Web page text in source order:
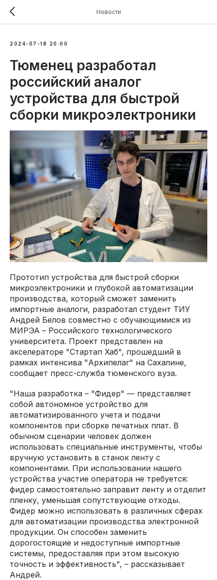
Новости
2024-07-18 20:00
Тюменец разработал
российский аналог
устройства для быстрой
сборки микроэлектроники
Прототип устройства для быстрой сборки
микроэлектроники и глубокой автоматизации
производства, который сможет заменить
импортные аналоги, разработал студент ТИУ
Андрей Белов совместно с обучающимися из
МИРЭА – Российского технологического
университета. Проект представлен на
акселераторе "Стартап Хаб", прошедший в
рамках интенсива "Архипелаг" на Сахалине,
сообщает пресс-служба тюменского вуза.
"Наша разработка – "Фидер" — представляет
собой автономное устройство для
автоматизированного учета и подачи
компонентов при сборке печатных плат. В
обычном сценарии человек должен
использовать специальные инструменты, чтобы
вручную установить в станок ленту с
компонентами. При использовании нашего
устройства участие оператора не требуется:
фидер самостоятельно заправит ленту и отделит
пленку, уменьшая сопутствующие отходы.
Фидер можно использовать в различных сферах
для автоматизации производства электронной
продукции. Он способен заменить
дорогостоящие и недоступные импортные
системы, предоставляя при этом высокую
точность и эффективность", – рассказывает
Андрей.